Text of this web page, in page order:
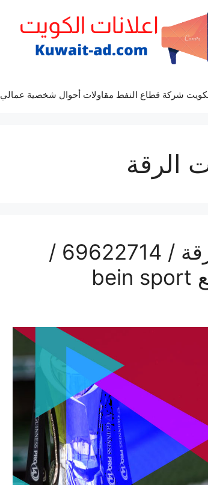
شركة قطاع النفط مقاولات أحوال شخصية عمالي
الرقة
فني رسيفر بي ان سبورت الرقة / 69622714 /